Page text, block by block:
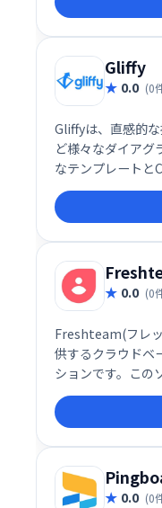
Gliffy
0.0 (0
Gliffyは、直感的
ど様々なダイアグ
なテンプレート
統合により、チ
デアを効率的に共
でも高い人気を
します。
0.0 (0
Freshteam(フレ
供するクラウドベ
ションです。この
補者を調達、選
0.0 (0